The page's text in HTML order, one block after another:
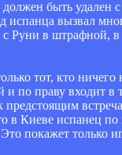
быть удален
испанца вызвал
Руни в штрафной,
тот, кто
и по праву
предстоящим
Киеве испанец
покажет только